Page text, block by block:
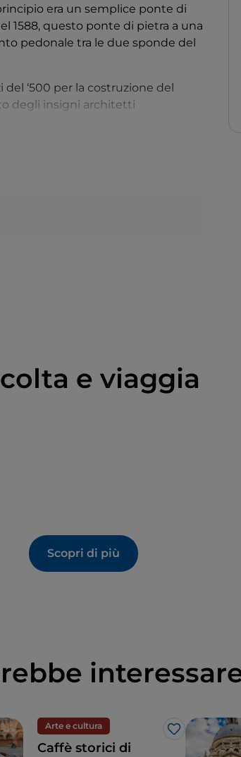
era un semplice ponte di
1588, questo ponte di pietra a una
pedonale tra le due sponde del
‘500 per la costruzione del
degli insigni architetti
e viaggia
Scopri di più
Arte e cultura
Like
Caffè storici di